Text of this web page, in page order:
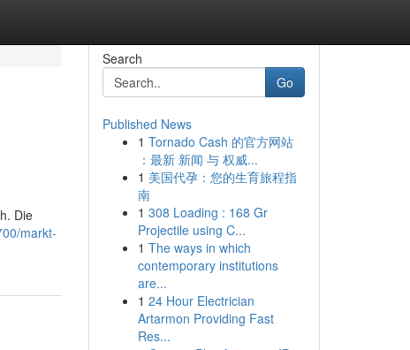
Die
markt-
Search
Go
Published News
1 Tornado Cash 的官方网站
：最新 新闻 与 权威...
1 美国代孕：您的生育旅程指
南
1 308 Loading : 168 Gr
Projectile using C...
1 The ways in which
contemporary institutions
are...
1 24 Hour Electrician
Artarmon Providing Fast
Res...